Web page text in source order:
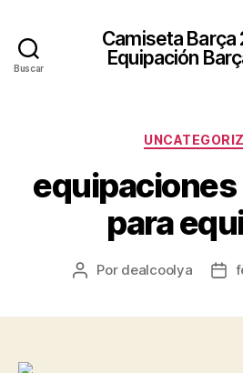
Buscar
Camiseta
Equipación
para
Autor
Por dealcoolya